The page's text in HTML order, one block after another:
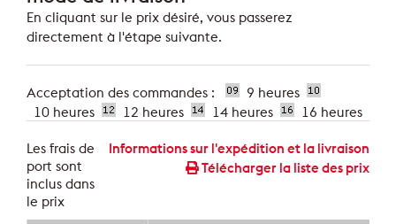
En cliquant sur le prix désiré, vous passerez
directement à l'étape suivante.
Acceptation des commandes :
9 heures
10 heures
12 heures 14 heures 16 heures
Les frais de
port sont
inclus dans
le prix
Informations sur l'expédition et la livraison
Télécharger la liste des prix